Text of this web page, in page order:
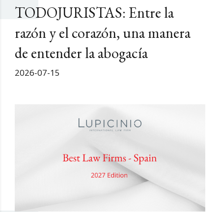
TODOJURISTAS: Entre la
razón y el corazón, una manera
de entender la abogacía
2026-07-15